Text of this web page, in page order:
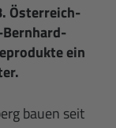
Österreich-
ein
bauen seit